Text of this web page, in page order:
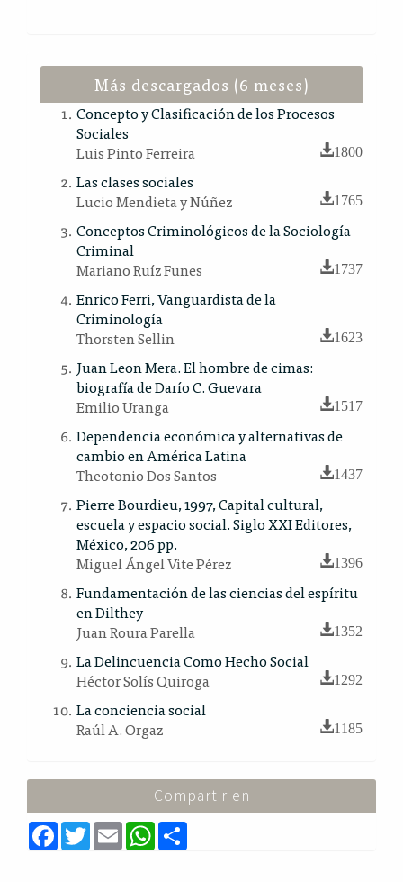
Más descargados (6 meses)
Concepto y Clasificación de los Procesos
Sociales
Luis Pinto Ferreira
1800
Las clases sociales
Lucio Mendieta y Núñez
1765
Conceptos Criminológicos de la Sociología
Criminal
Mariano Ruíz Funes
1737
Enrico Ferri, Vanguardista de la
Criminología
Thorsten Sellin
1623
Juan Leon Mera. El hombre de cimas:
biografía de Darío C. Guevara
Emilio Uranga
1517
Dependencia económica y alternativas de
cambio en América Latina
Theotonio Dos Santos
1437
Pierre Bourdieu, 1997, Capital cultural,
escuela y espacio social. Siglo XXI Editores,
México, 206 pp.
Miguel Ángel Vite Pérez
1396
Fundamentación de las ciencias del espíritu
en Dilthey
Juan Roura Parella
1352
La Delincuencia Como Hecho Social
Héctor Solís Quiroga
1292
La conciencia social
Raúl A. Orgaz
1185
Compartir en
F
a
c
T
w
i
E
m
a
W
h
a